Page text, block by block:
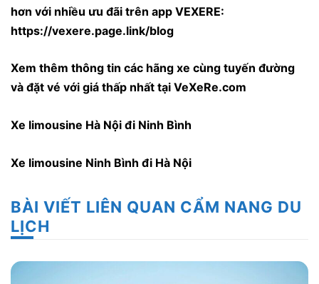
hơn với nhiều ưu đãi trên app VEXERE:
https://vexere.page.link/blog
Xem thêm thông tin các hãng xe cùng tuyến đường
và đặt vé với giá thấp nhất tại VeXeRe.com
Xe limousine Hà Nội đi Ninh Bình
Xe limousine Ninh Bình đi Hà Nội
BÀI VIẾT LIÊN QUAN CẨM NANG DU
LỊCH